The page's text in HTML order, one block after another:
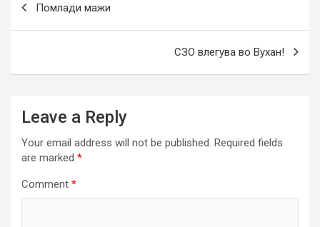
navigation
Помлади мажи
СЗО влегува во Вухан!
Leave a Reply
Your email address will not be published. Required fields
are marked *
Comment *